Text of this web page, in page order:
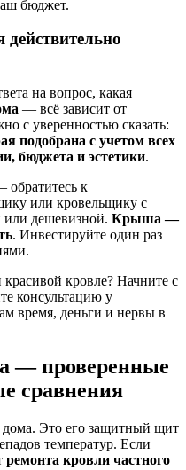
бюджет.
на вопрос, какая
— всё зависит от
с уверенностью сказать:
подобрана с учетом всех
бюджета и эстетики.
обратитесь к
или кровельщику с
или дешевизной. Крыша —
. Инвестируйте один раз
кровле? Начните с
консультацию у
время, деньги и нервы в
— проверенные
сравнения
Это его защитный щит
температур. Если
ремонта кровли частного